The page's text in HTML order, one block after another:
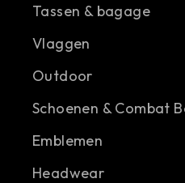
Tassen & bagage
Vlaggen
Outdoor
Schoenen & Combat
Emblemen
Headwear